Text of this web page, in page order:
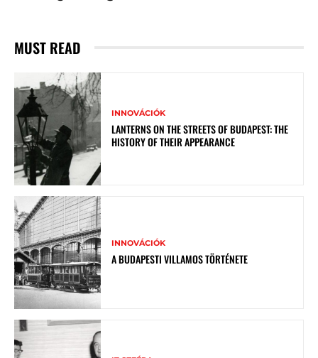
MUST READ
INNOVÁCIÓK
LANTERNS ON THE STREETS OF BUDAPEST: THE
HISTORY OF THEIR APPEARANCE
INNOVÁCIÓK
A BUDAPESTI VILLAMOS TÖRTÉNETE